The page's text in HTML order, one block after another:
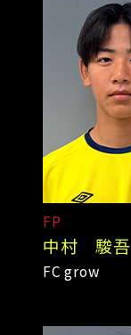
FP
中村 駿吾
FC grow